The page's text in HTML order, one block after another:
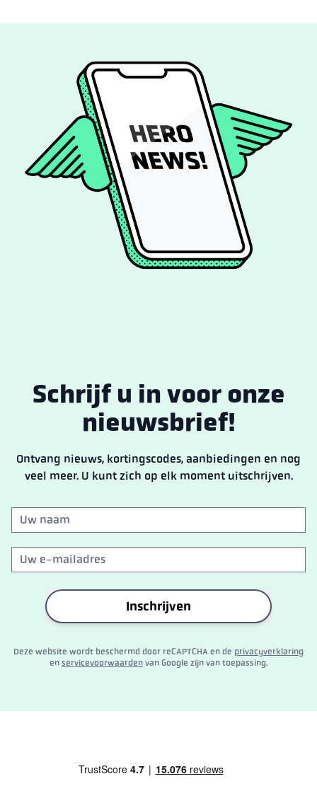
Schrijf u in voor onze
nieuwsbrief!
Ontvang nieuws, kortingscodes, aanbiedingen en nog
veel meer. U kunt zich op elk moment uitschrijven.
Inschrijven
Deze website wordt beschermd door reCAPTCHA en de privacyverklaring
en servicevoorwaarden van Google zijn van toepassing.